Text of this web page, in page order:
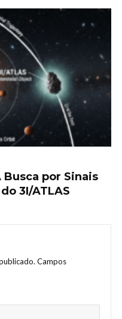
por Sinais
3I/ATLAS
Campos